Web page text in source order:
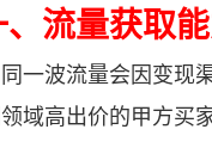
、流量获取
波流量会因变现渠
域高出价的甲方买